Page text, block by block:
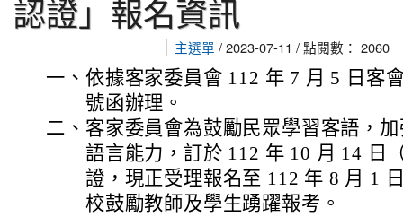
認證」報名資訊
主選單 / 2023-07-11 / 點閱數： 2060
一、 依據客家委員會 112 年 7 月 5 日客
號函辦理。
二、 客家委員會為鼓勵民眾學習客語，
語言能力，訂於 112 年 10 月 14 日
證，現正受理報名至 112 年 8 月 1
校鼓勵教師及學生踴躍報考。